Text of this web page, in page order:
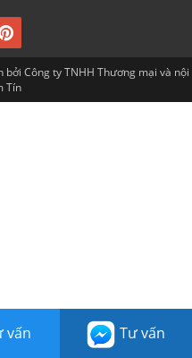
vấn Tư vấn
Công ty TNHH Thương mại và nội
Tín